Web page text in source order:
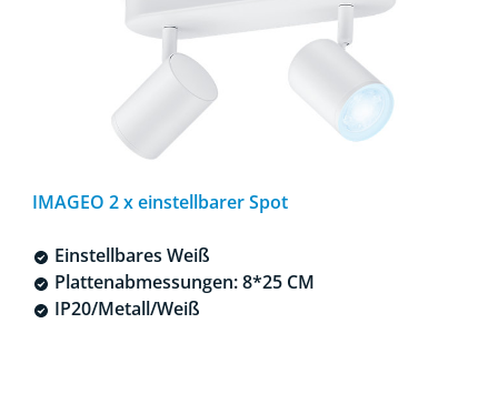
IMAGEO 2 x einstellbarer Spot
Einstellbares Weiß
Plattenabmessungen: 8*25 CM
IP20/Metall/Weiß